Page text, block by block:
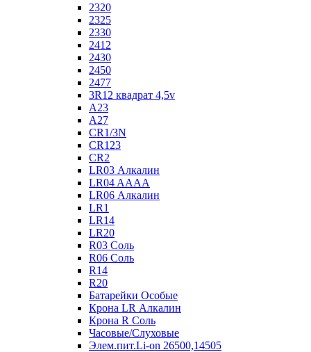
2320
2325
2330
2412
2430
2450
2477
3R12 квадрат 4,5v
A23
A27
CR1/3N
CR123
CR2
LR03 Алкалин
LR04 AAAA
LR06 Алкалин
LR1
LR14
LR20
R03 Соль
R06 Соль
R14
R20
Батарейки Особые
Крона LR Алкалин
Крона R Соль
Часовые/Слуховые
Элем.пит.Li-on 26500,14505